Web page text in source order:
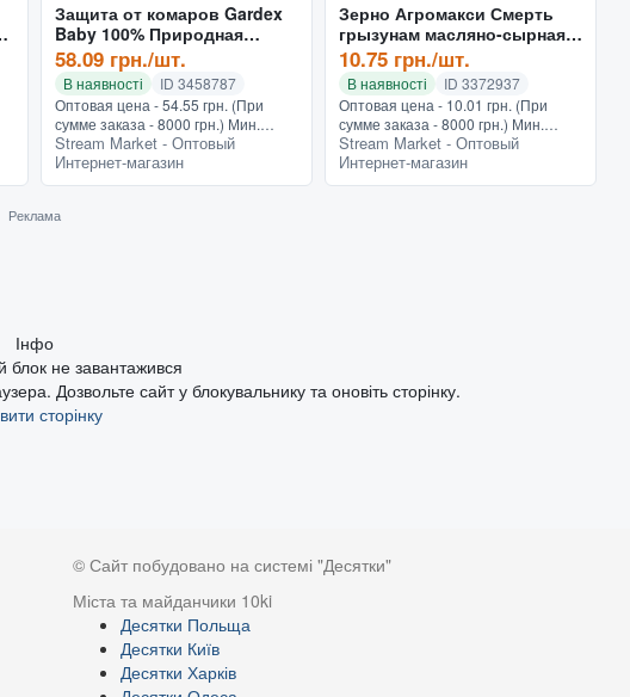
Защита от комаров Gardex
Baby 100% Природная
защита экстракт и наклейки
58.09 грн./шт.
В наявності
ID 3458787
Оптовая цена - 54.55 грн. (При
сумме заказа - 8000 грн.) Мин.
заказ - 150 грн.Описание будет
добавлено в ближайшее время.
Характеристики Назначение...
Stream Market - Оптовый
Интернет-магазин
Зерно Агромакси Смерть
грызунам масляно-сырная
д.в бромадиолон 0.005%
300г
10.75 грн./шт.
В наявності
ID 3372937
Оптовая цена - 10.01 грн. (При
сумме заказа - 8000 грн.) Мин.
заказ - 150 грн.С первыми
осенними дождями и заморозками,
мыши, крысы и полевки часто...
Stream Market - Оптовый
Интернет-магазин
Реклама
Інфо
блок не завантажився
Дозвольте сайт у блокувальнику та оновіть сторінку.
сторінку
© Сайт побудовано на системі "Десятки"
Міста та майданчики 10ki
Десятки Польща
Десятки Київ
Десятки Харків